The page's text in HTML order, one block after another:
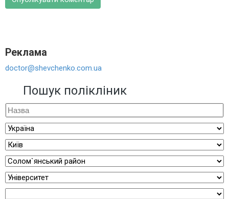
Реклама
doctor@shevchenko.com.ua
Пошук полікліник